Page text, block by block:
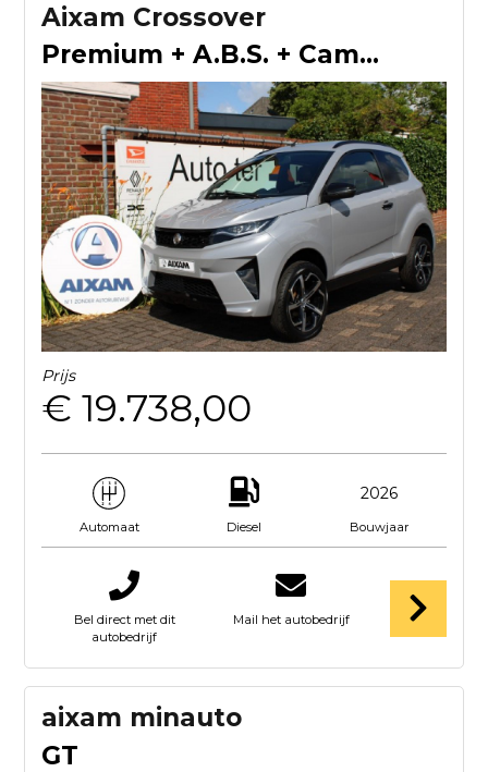
Aixam Crossover
Premium + A.B.S. + Camera
Prijs
€ 19.738,00
Automaat Diesel
2026
Bouwjaar
Bel direct met dit
autobedrijf
Mail het autobedrijf
aixam minauto
GT